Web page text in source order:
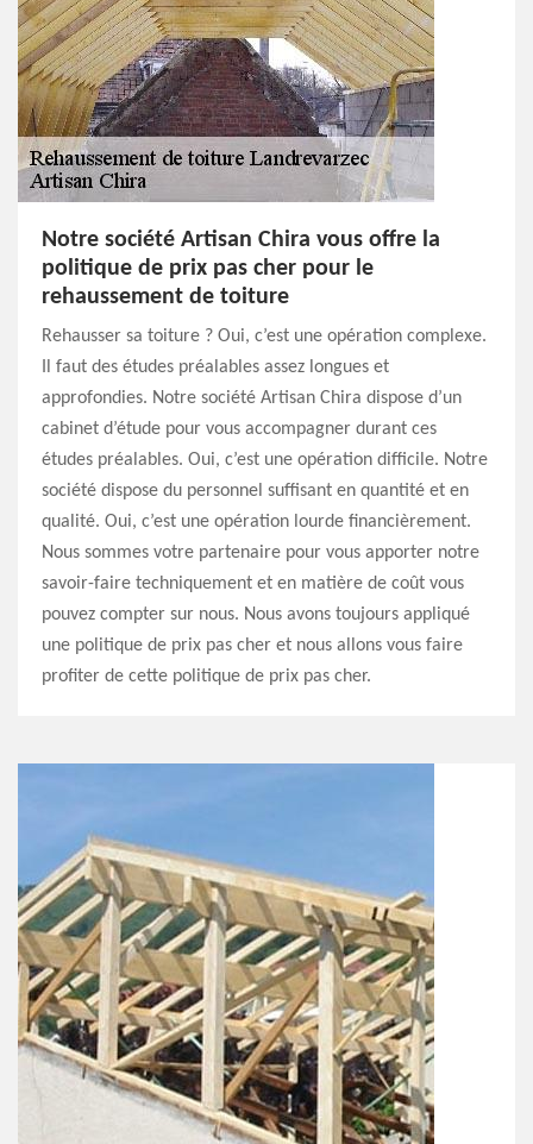
Notre société Artisan Chira vous offre la
politique de prix pas cher pour le
rehaussement de toiture
Rehausser sa toiture ? Oui, c’est une opération complexe.
Il faut des études préalables assez longues et
approfondies. Notre société Artisan Chira dispose d’un
cabinet d’étude pour vous accompagner durant ces
études préalables. Oui, c’est une opération difficile. Notre
société dispose du personnel suffisant en quantité et en
qualité. Oui, c’est une opération lourde financièrement.
Nous sommes votre partenaire pour vous apporter notre
savoir-faire techniquement et en matière de coût vous
pouvez compter sur nous. Nous avons toujours appliqué
une politique de prix pas cher et nous allons vous faire
profiter de cette politique de prix pas cher.